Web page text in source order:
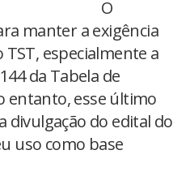
O
manter a exigência
especialmente a
da Tabela de
entanto, esse último
divulgação do edital do
uso como base